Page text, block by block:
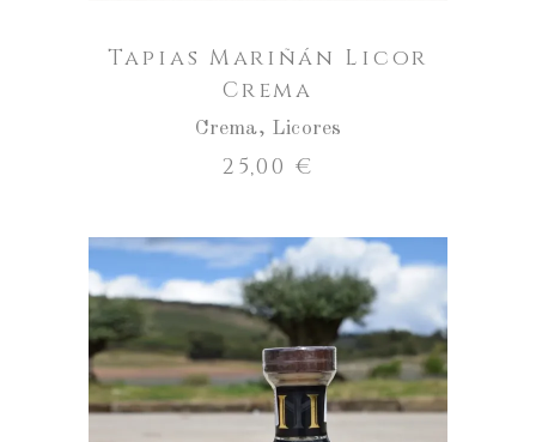
Tapias Mariñán Licor
Crema
Crema, Licores
25,00€